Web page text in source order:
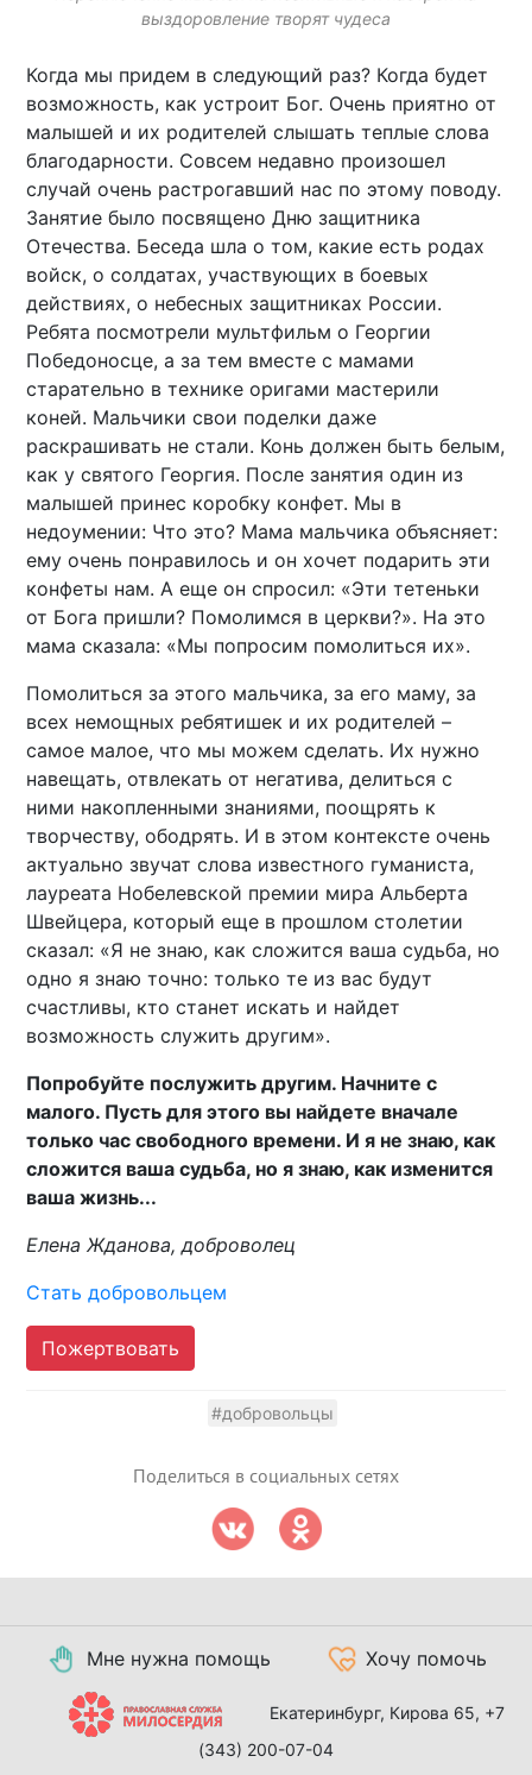
выздоровление творят чудеса
Когда мы придем в следующий раз? Когда будет
возможность, как устроит Бог. Очень приятно от
малышей и их родителей слышать теплые слова
благодарности. Совсем недавно произошел
случай очень растрогавший нас по этому поводу.
Занятие было посвящено Дню защитника
Отечества. Беседа шла о том, какие есть родах
войск, о солдатах, участвующих в боевых
действиях, о небесных защитниках России.
Ребята посмотрели мультфильм о Георгии
Победоносце, а за тем вместе с мамами
старательно в технике оригами мастерили
коней. Мальчики свои поделки даже
раскрашивать не стали. Конь должен быть белым,
как у святого Георгия. После занятия один из
малышей принес коробку конфет. Мы в
недоумении: Что это? Мама мальчика объясняет:
ему очень понравилось и он хочет подарить эти
конфеты нам. А еще он спросил: «Эти тетеньки
от Бога пришли? Помолимся в церкви?». На это
мама сказала: «Мы попросим помолиться их».
Помолиться за этого мальчика, за его маму, за
всех немощных ребятишек и их родителей –
самое малое, что мы можем сделать. Их нужно
навещать, отвлекать от негатива, делиться с
ними накопленными знаниями, поощрять к
творчеству, ободрять. И в этом контексте очень
актуально звучат слова известного гуманиста,
лауреата Нобелевской премии мира Альберта
Швейцера, который еще в прошлом столетии
сказал: «Я не знаю, как сложится ваша судьба, но
одно я знаю точно: только те из вас будут
счастливы, кто станет искать и найдет
возможность служить другим».
Попробуйте послужить другим. Начните с
малого. Пусть для этого вы найдете вначале
только час свободного времени. И я не знаю, как
сложится ваша судьба, но я знаю, как изменится
ваша жизнь...
Елена Жданова, доброволец
Стать добровольцем
Пожертвовать
#добровольцы
Поделиться в социальных сетях
Мне нужна помощь Хочу помочь
Екатеринбург, Кирова 65, +7
(343) 200-07-04